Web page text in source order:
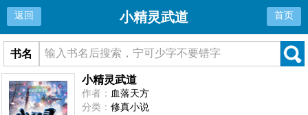
返回 小精灵武道 首页
书名
小精灵武道
作者： 血落天方
分类：修真小说